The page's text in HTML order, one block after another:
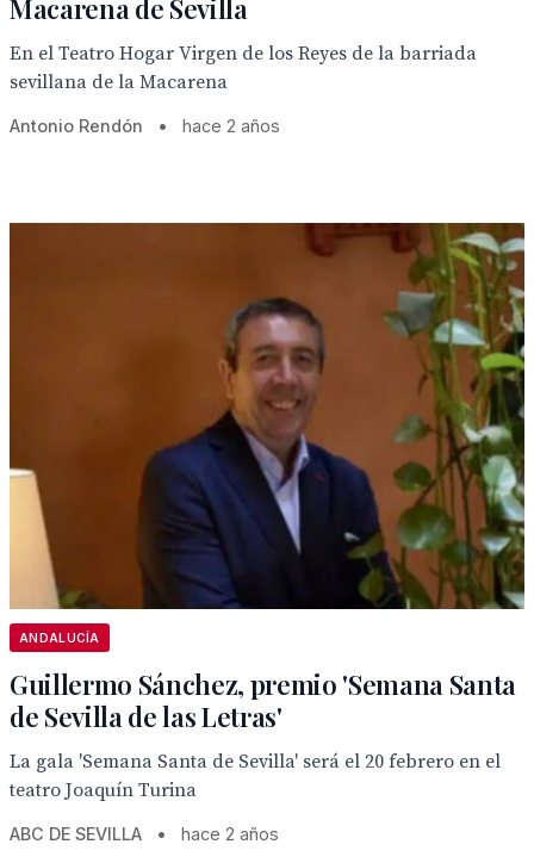
Macarena de Sevilla
En el Teatro Hogar Virgen de los Reyes de la barriada
sevillana de la Macarena
Antonio Rendón • hace 2 años
ANDALUCÍA
Guillermo Sánchez, premio 'Semana Santa
de Sevilla de las Letras'
La gala 'Semana Santa de Sevilla' será el 20 febrero en el
teatro Joaquín Turina
ABC DE SEVILLA • hace 2 años